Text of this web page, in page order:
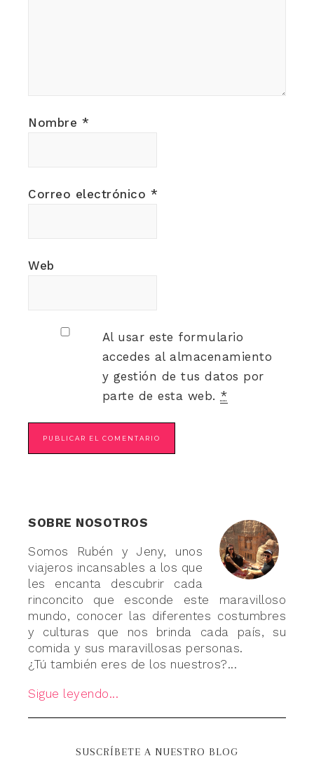
Nombre *
Correo electrónico *
Web
Al usar este formulario
accedes al almacenamiento
y gestión de tus datos por
parte de esta web. *
SOBRE NOSOTROS
Somos Rubén y Jeny, unos
viajeros incansables a los que
les encanta descubrir cada
rinconcito que esconde este maravilloso
mundo, conocer las diferentes costumbres
y culturas que nos brinda cada país, su
comida y sus maravillosas personas.
¿Tú también eres de los nuestros?...
Sigue leyendo...
SUSCRÍBETE A NUESTRO BLOG